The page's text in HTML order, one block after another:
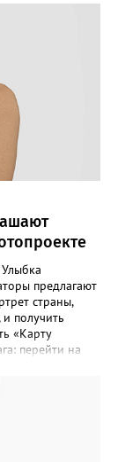
предлагают
страны,
получить
«Карту
перейти на
портрет
в
с каждым